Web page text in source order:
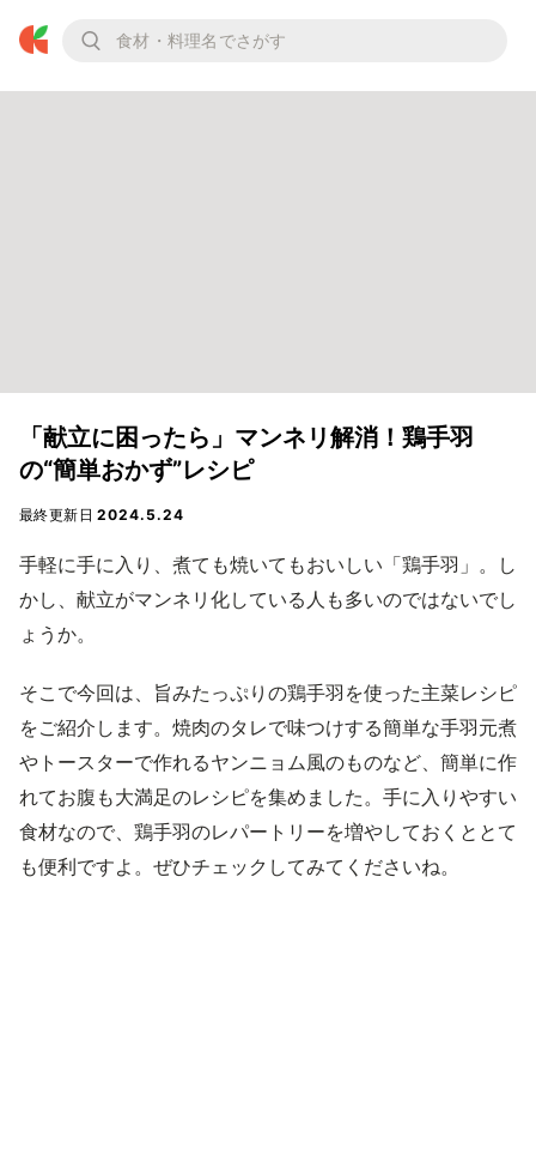
「献立に困ったら」マンネリ解消！鶏手羽
の“簡単おかず”レシピ
最終更新日2024.5.24
手軽に手に入り、煮ても焼いてもおいしい「鶏手羽」。し
かし、献立がマンネリ化している人も多いのではないでし
ょうか。
そこで今回は、旨みたっぷりの鶏手羽を使った主菜レシピ
をご紹介します。焼肉のタレで味つけする簡単な手羽元煮
やトースターで作れるヤンニョム風のものなど、簡単に作
れてお腹も大満足のレシピを集めました。手に入りやすい
食材なので、鶏手羽のレパートリーを増やしておくととて
も便利ですよ。ぜひチェックしてみてくださいね。